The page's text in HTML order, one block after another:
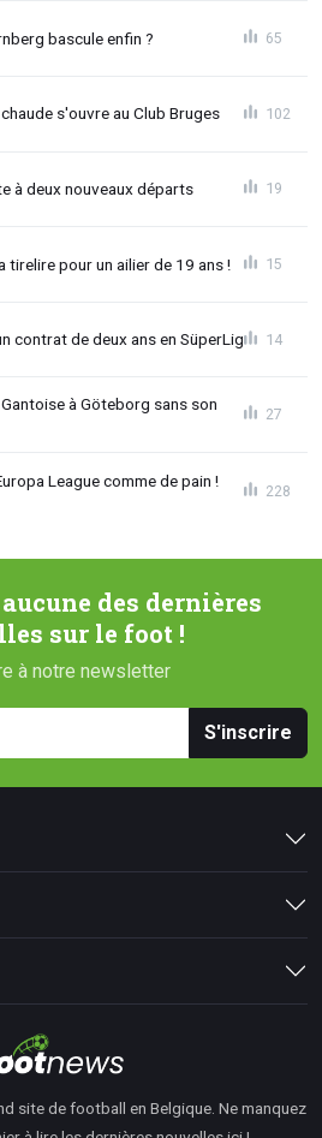
bascule enfin ? 65
s'ouvre au Club Bruges 102
à deux nouveaux départs 19
tirelire pour un ailier de 19 ans ! 15
contrat de deux ans en SüperLig 14
à Göteborg sans son
27
League comme de pain !
228
des dernières
sur le foot !
à notre newsletter
S'inscrire
site de football en Belgique. Ne manquez